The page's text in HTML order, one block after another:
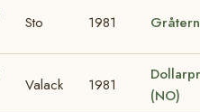
Sto 1981
Valack 1981
(NO)